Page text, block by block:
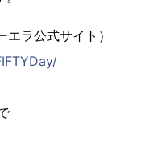
ラ公式サイト）